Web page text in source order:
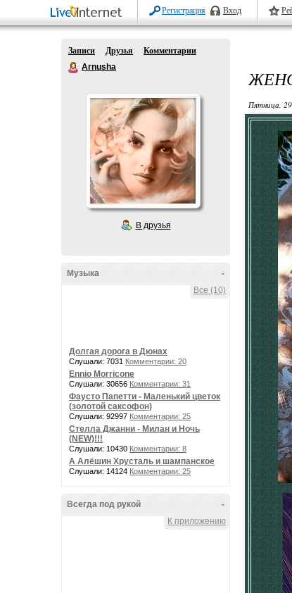
Регистрация Вход
Записи Друзья
Комментарии
Arnusha
В друзья
-
Музыка
Все (10)
Долгая дорога в Дюнах
Слушали: 7031 Комментарии: 20
Ennio Morricone
Слушали: 30656 Комментарии: 31
Фаусто Папетти - Маленький цветок
(золотой саксофон)
Слушали: 92997 Комментарии: 25
Стелла Джанни - Милан и Ночь
(NEW)!!!
Слушали: 10430 Комментарии: 8
А Алёшин Хрусталь и шампанское
Слушали: 14124 Комментарии: 25
-
Всегда под рукой
К приложению
Пятница,